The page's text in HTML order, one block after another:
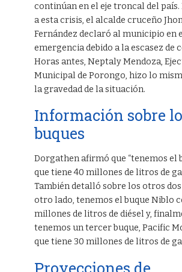
continúan en el eje troncal del país.
a esta crisis, el alcalde cruceño
Fernández declaró al municipio en
emergencia debido a la escasez de
Horas antes, Neptaly Mendoza,
Municipal de Porongo, hizo lo
la gravedad de la situación.
Información sobre
buques
Dorgathen afirmó que “tenemos el
que tiene 40 millones de litros de
También detalló sobre los otros dos
otro lado, tenemos el buque Niblo
millones de litros de diésel y,
tenemos un tercer buque, Pacific
que tiene 30 millones de litros de